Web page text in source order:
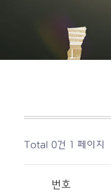
Total 0건 1 페이지
번호